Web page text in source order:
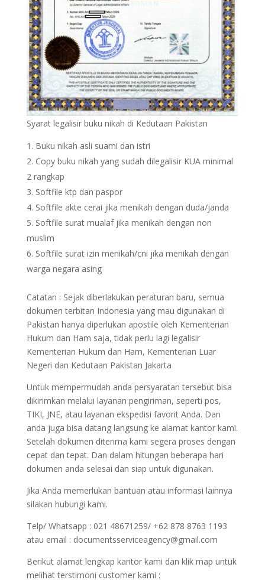
Syarat legalisir buku nikah di Kedutaan Pakistan
Buku nikah asli suami dan istri
Copy buku nikah yang sudah dilegalisir KUA minimal
2 rangkap
Softfile ktp dan paspor
Softfile akte cerai jika menikah dengan duda/janda
Softfile surat mualaf jika menikah dengan non
muslim
Softfile surat izin menikah/cni jika menikah dengan
warga negara asing
Catatan : Sejak diberlakukan peraturan baru, semua
dokumen terbitan Indonesia yang mau digunakan di
Pakistan hanya diperlukan apostile oleh Kementerian
Hukum dan Ham saja, tidak perlu lagi legalisir
Kementerian Hukum dan Ham, Kementerian Luar
Negeri dan Kedutaan Pakistan Jakarta
Untuk mempermudah anda persyaratan tersebut bisa
dikirimkan melalui layanan pengiriman, seperti pos,
TIKI, JNE, atau layanan ekspedisi favorit Anda. Dan
anda juga bisa datang langsung ke alamat kantor kami.
Setelah dokumen diterima kami segera proses dengan
cepat dan tepat. Dan dalam hitungan beberapa hari
dokumen anda selesai dan siap untuk digunakan.
Jika Anda memerlukan bantuan atau informasi lainnya
silakan hubungi kami.
Telp/ Whatsapp : 021 48671259/ +62 878 8763 1193
atau email : documentsserviceagency@gmail.com
Berikut alamat lengkap kantor kami dan klik map untuk
melihat terstimoni customer kami :